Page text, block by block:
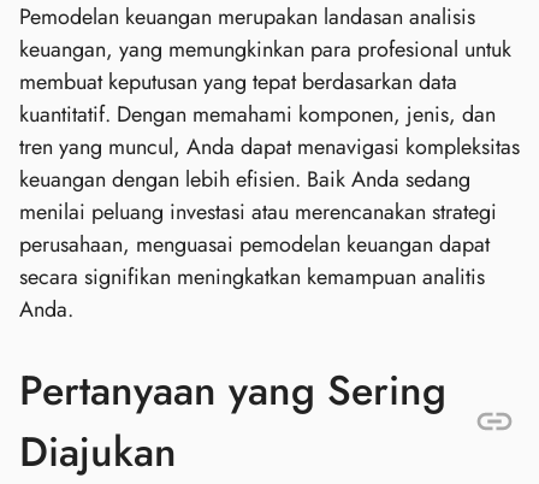
Pemodelan keuangan merupakan landasan analisis
keuangan, yang memungkinkan para profesional untuk
membuat keputusan yang tepat berdasarkan data
kuantitatif. Dengan memahami komponen, jenis, dan
tren yang muncul, Anda dapat menavigasi kompleksitas
keuangan dengan lebih efisien. Baik Anda sedang
menilai peluang investasi atau merencanakan strategi
perusahaan, menguasai pemodelan keuangan dapat
secara signifikan meningkatkan kemampuan analitis
Anda.
Pertanyaan yang Sering
Diajukan